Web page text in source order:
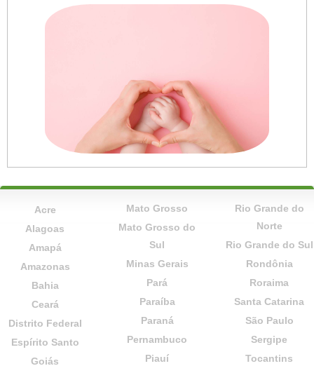
Acre
Alagoas
Amapá
Amazonas
Bahia
Ceará
Distrito Federal
Espírito Santo
Goiás
Mato Grosso
Mato Grosso do
Sul
Minas Gerais
Pará
Paraíba
Paraná
Pernambuco
Piauí
Rio Grande do
Norte
Rio Grande do Sul
Rondônia
Roraima
Santa Catarina
São Paulo
Sergipe
Tocantins